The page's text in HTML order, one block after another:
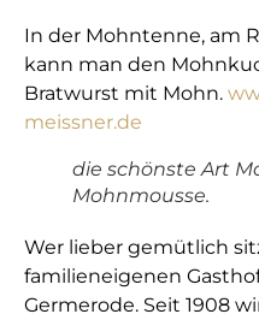
In der Mohntenne, am
kann man den
Bratwurst mit Mohn.
meissner.de
die schönste Art
Mohnmousse.
Wer lieber gemütlich
familieneigenen
Germerode. Seit 1908